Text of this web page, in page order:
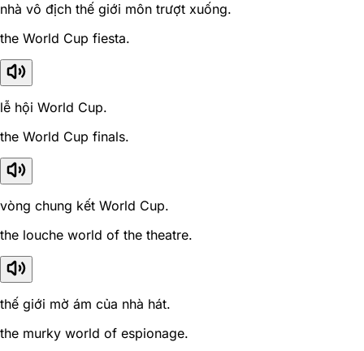
nhà vô địch thế giới môn trượt xuống.
the World Cup fiesta.
lễ hội World Cup.
the World Cup finals.
vòng chung kết World Cup.
the louche world of the theatre.
thế giới mờ ám của nhà hát.
the murky world of espionage.